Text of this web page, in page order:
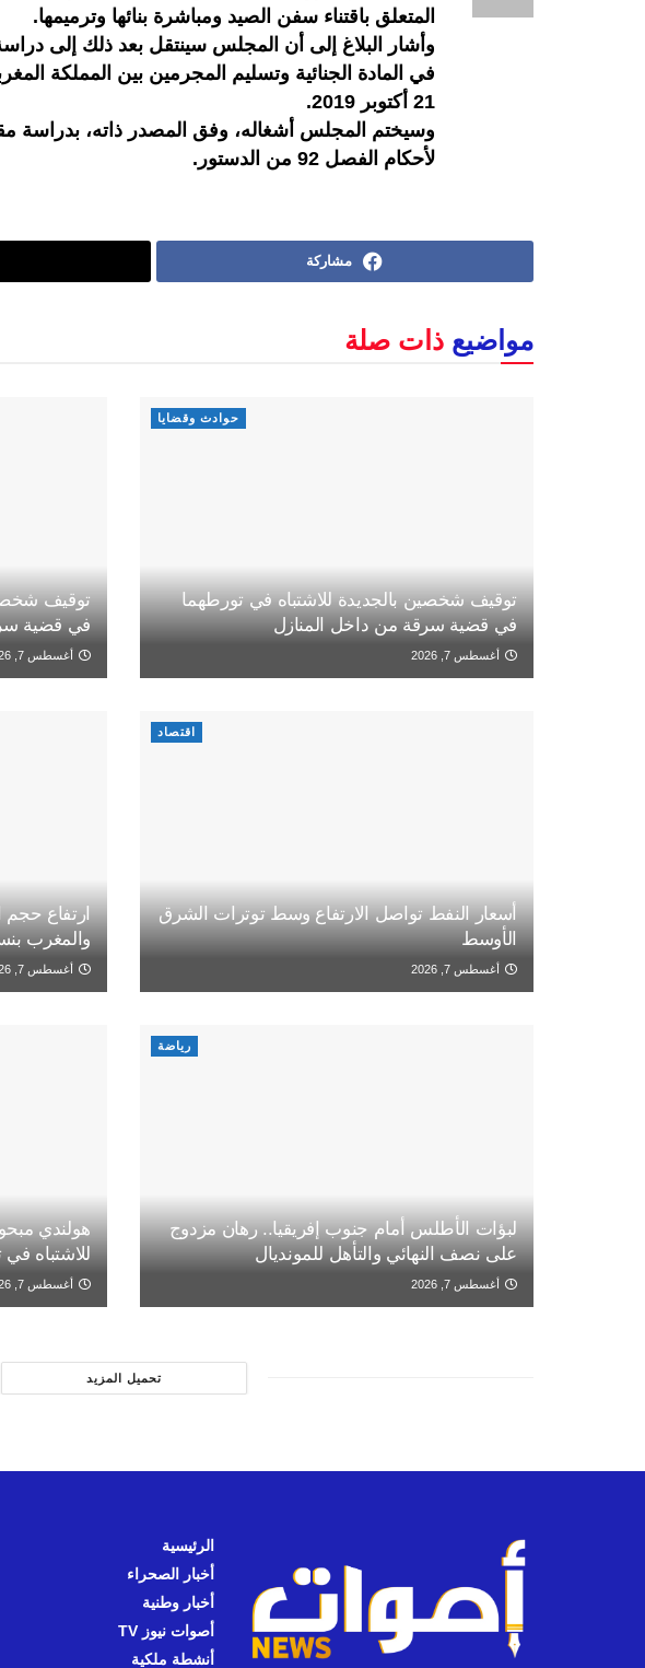
المتعلق باقتناء سفن الصيد ومباشرة بنائها وترميمها.
وأشار البلاغ إلى أن المجلس سينتقل بعد ذلك إلى
في المادة الجنائية وتسليم المجرمين بين المملكة
21 أكتوبر 2019.
وسيختم المجلس أشغاله، وفق المصدر ذاته، بدراسة
لأحكام الفصل 92 من الدستور.
مشاركة
مواضيع ذات صلة
حوادث وقضايا
توقيف شخصين بالجديدة للاشتباه في تورطهما
في قضية سرقة من داخل المنازل
أغسطس 7, 2026
توقيف
في قضية
أغسطس 7, 2026
اقتصاد
أسعار النفط تواصل الارتفاع وسط توترات الشرق
الأوسط
أغسطس 7, 2026
ارتفاع حجم
والمغرب بنسبة
أغسطس 7, 2026
رياضة
لبؤات الأطلس أمام جنوب إفريقيا.. رهان مزدوج
على نصف النهائي والتأهل للمونديال
أغسطس 7, 2026
هولندي
للاشتباه
أغسطس 7, 2026
تحميل المزيد
الرئيسية
أخبار الصحراء
أخبار وطنية
أصوات نيوز TV
أنشطة ملكية